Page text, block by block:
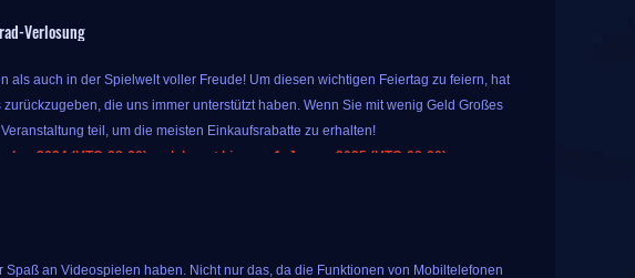
Verlosung
als auch in der Spielwelt voller Freude! Um diesen wichtigen Feiertag zu feiern, hat
die uns immer unterstützt haben. Wenn Sie mit wenig Geld Großes
teil, um die meisten Einkaufsrabatte zu erhalten!
2024 (UTC-08:00) und dauert bis zum 1. Januar 2025 (UTC-08:00).
können, also warum nicht?
an Videospielen haben. Nicht nur das, da die Funktionen von Mobiltelefonen